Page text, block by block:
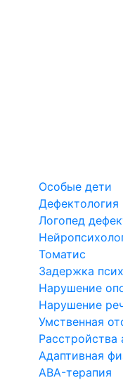
Особые дети
Дефектология
Логопед
Томатис
Задержка
Нарушение
Нарушение
Умственная
Расстройства
Адаптивная
ABA-терапия